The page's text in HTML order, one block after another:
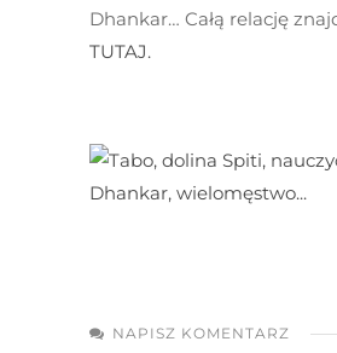
Dhankar… Całą relację
TUTAJ.
NAPISZ KOMENTARZ